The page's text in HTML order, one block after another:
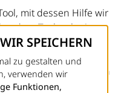
mit dessen Hilfe wir
andere Technologien
Der Google Tag
speichert
Analysen
und Ausspielung
SPEICHERN
zu gestalten und
verwenden wir
Funktionen,